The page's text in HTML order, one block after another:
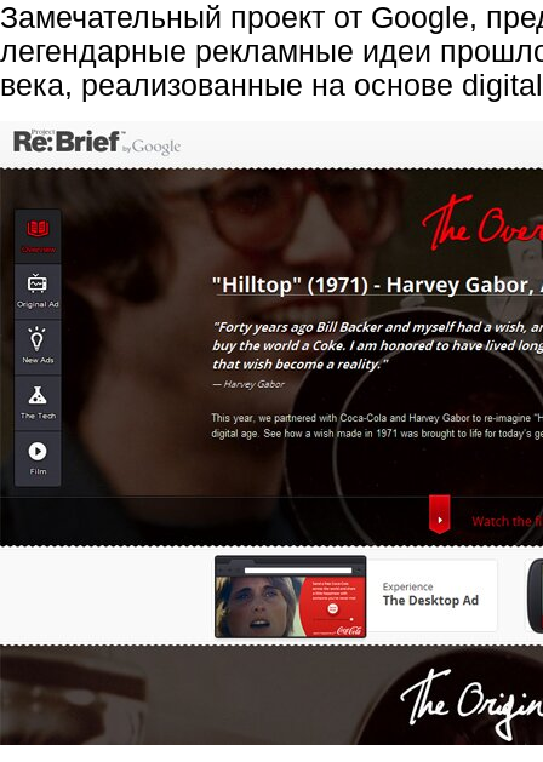
Замечательный проект от Google,
легендарные рекламные идеи
века, реализованные на основе